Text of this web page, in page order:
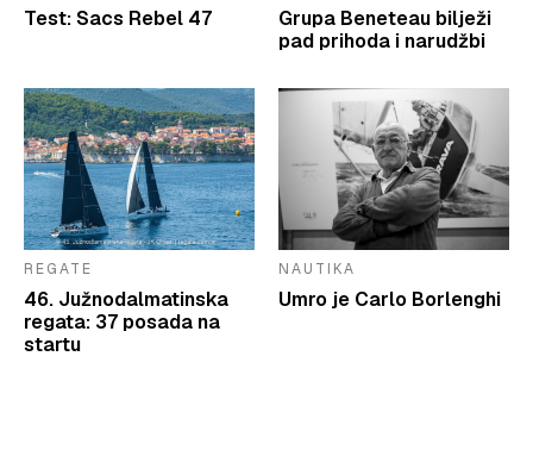
Test: Sacs Rebel 47
Grupa Beneteau bilježi
pad prihoda i narudžbi
REGATE
46. Južnodalmatinska
regata: 37 posada na
startu
NAUTIKA
Umro je Carlo Borlenghi